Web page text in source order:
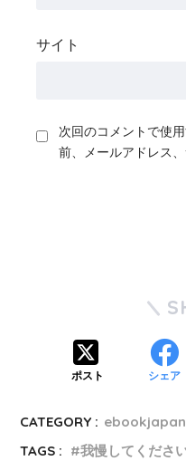
サイト
次回のコメントで使
前、メールアドレス
ポスト シェア
CATEGORY : ebookjapan
TAGS :
我慢してくださ